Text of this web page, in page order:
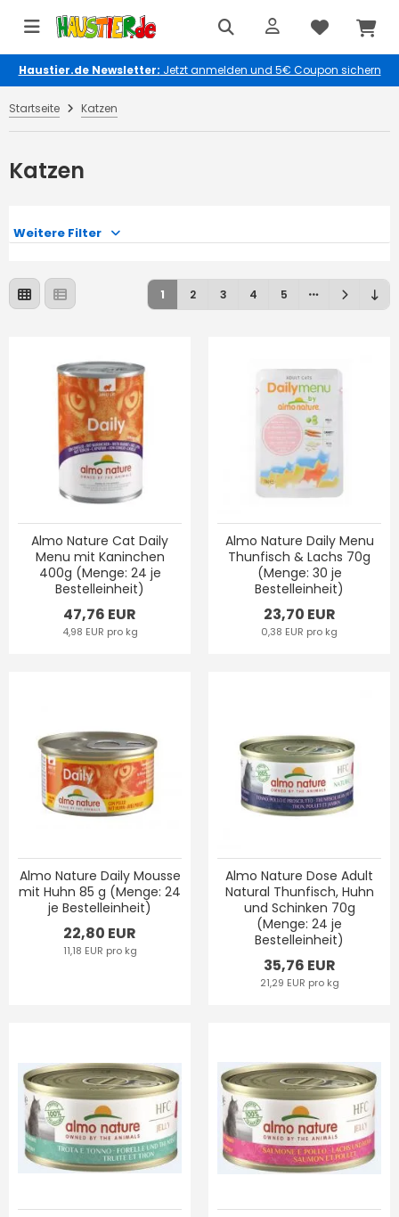
Haustier.de Newsletter: Jetzt anmelden und 5€ Coupon sichern
Startseite Katzen
Katzen
Weitere Filter
1 2 3 4 5
Almo Nature Cat Daily
Menu mit Kaninchen
400g (Menge: 24 je
Bestelleinheit)
47,76 EUR
4,98 EUR pro kg
Almo Nature Daily Menu
Thunfisch & Lachs 70g
(Menge: 30 je
Bestelleinheit)
23,70 EUR
0,38 EUR pro kg
Almo Nature Daily Mousse
mit Huhn 85 g (Menge: 24
je Bestelleinheit)
22,80 EUR
11,18 EUR pro kg
Almo Nature Dose Adult
Natural Thunfisch, Huhn
und Schinken 70g
(Menge: 24 je
Bestelleinheit)
35,76 EUR
21,29 EUR pro kg